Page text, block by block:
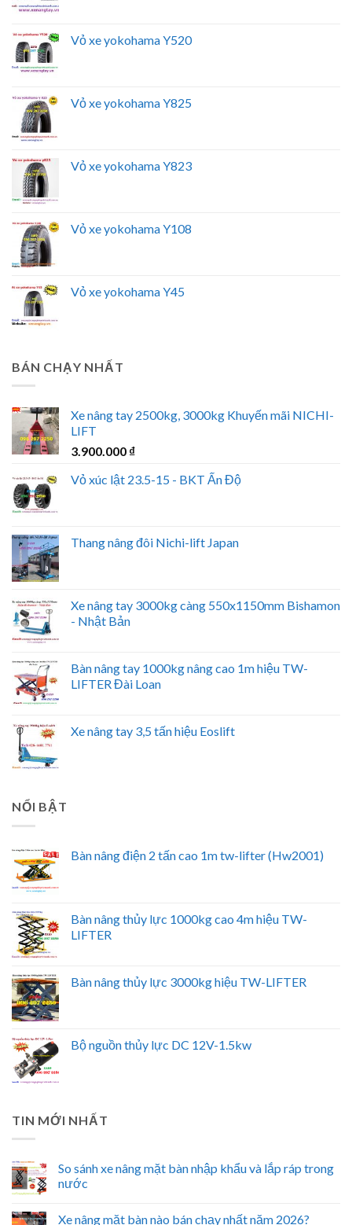
Vỏ xe yokohama Y520
Vỏ xe yokohama Y825
Vỏ xe yokohama Y823
Vỏ xe yokohama Y108
Vỏ xe yokohama Y45
BÁN CHẠY NHẤT
Xe nâng tay 2500kg, 3000kg Khuyến mãi NICHI-
LIFT
3.900.000 ₫
Vỏ xúc lật 23.5-15 - BKT Ấn Độ
Thang nâng đôi Nichi-lift Japan
Xe nâng tay 3000kg càng 550x1150mm Bishamon
- Nhật Bản
Bàn nâng tay 1000kg nâng cao 1m hiệu TW-
LIFTER Đài Loan
Xe nâng tay 3,5 tấn hiệu Eoslift
NỔI BẬT
Bàn nâng điện 2 tấn cao 1m tw-lifter (Hw2001)
Bàn nâng thủy lực 1000kg cao 4m hiệu TW-
LIFTER
Bàn nâng thủy lực 3000kg hiệu TW-LIFTER
Bộ nguồn thủy lực DC 12V-1.5kw
TIN MỚI NHẤT
So sánh xe nâng mặt bàn nhập khẩu và lắp ráp trong
nước
Xe nâng mặt bàn nào bán chạy nhất năm 2026?